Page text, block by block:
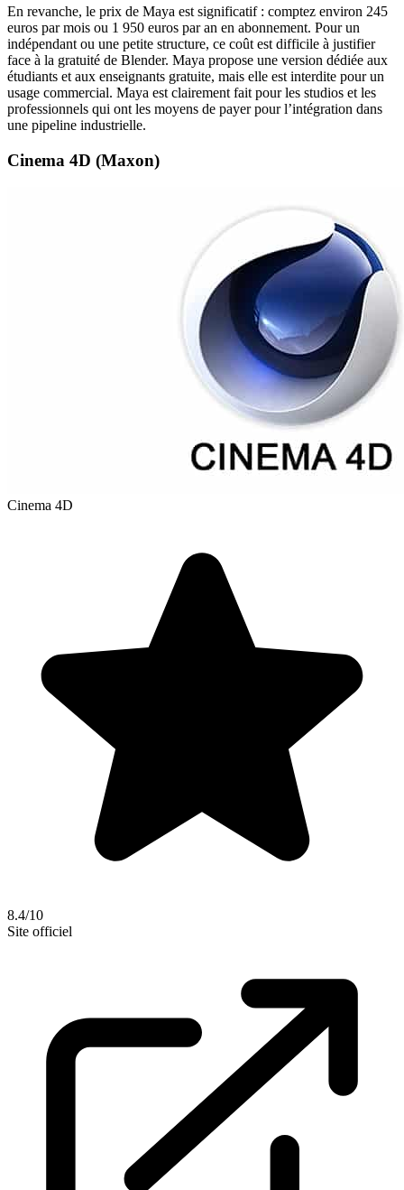
En revanche, le prix de Maya est significatif : comptez environ 245
euros par mois ou 1 950 euros par an en abonnement. Pour un
indépendant ou une petite structure, ce coût est difficile à justifier
face à la gratuité de Blender. Maya propose une version dédiée aux
étudiants et aux enseignants gratuite, mais elle est interdite pour un
usage commercial. Maya est clairement fait pour les studios et les
professionnels qui ont les moyens de payer pour l’intégration dans
une pipeline industrielle.
Cinema 4D (Maxon)
Cinema 4D
8.4/10
Site officiel